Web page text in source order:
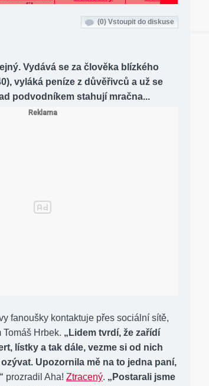
(0) Vstoupit do diskuse
Vydává se za člověka blízkého
vyláká peníze z důvěřivců a už se
podvodníkem stahují mračna...
fanoušky kontaktuje přes sociální sítě,
Hrbek. „Lidem tvrdí, že zařídí
lístky a tak dále, vezme si od nich
Upozornila mě na to jedna paní,
prozradil Aha! Ztracený. „Postarali jsme